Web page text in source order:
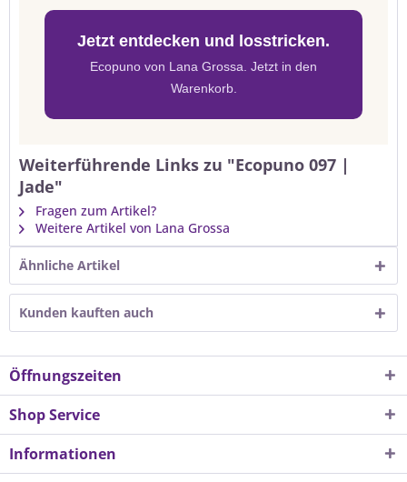
Jetzt entdecken und losstricken.
Ecopuno von Lana Grossa. Jetzt in den
Warenkorb.
Weiterführende Links zu "Ecopuno 097 |
Jade"
Fragen zum Artikel?
Weitere Artikel von Lana Grossa
Ähnliche Artikel
Kunden kauften auch
Öffnungszeiten
Shop Service
Informationen